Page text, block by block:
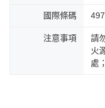
國際條碼
注意事項
請
火
處